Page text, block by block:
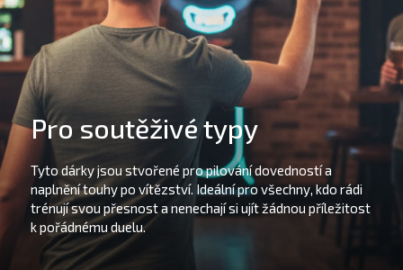
Pro soutěživé typy
Tyto dárky jsou stvořené pro pilování dovedností a
naplnění touhy po vítězství. Ideální pro všechny, kdo rádi
trénují svou přesnost a nenechají si ujít žádnou příležitost
k pořádnému duelu.